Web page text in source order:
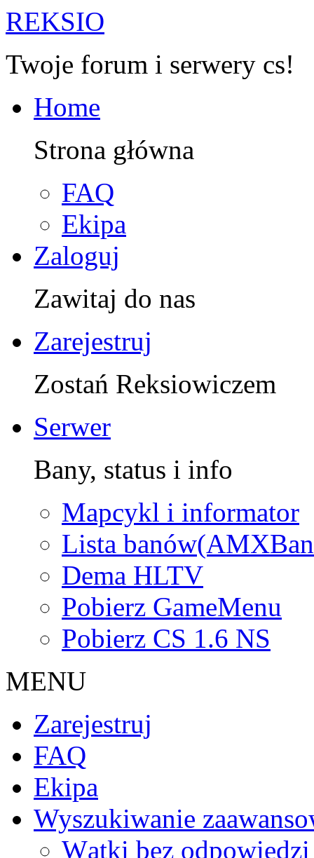
REKSIO
Twoje forum i serwery cs!
Home
Strona główna
FAQ
Ekipa
Zaloguj
Zawitaj do nas
Zarejestruj
Zostań Reksiowiczem
Serwer
Bany, status i info
Mapcykl i informator
Lista
Dema HLTV
Pobierz GameMenu
Pobierz CS 1.6 NS
MENU
Zarejestruj
FAQ
Ekipa
Wyszukiwanie
Wątki bez odpowiedzi